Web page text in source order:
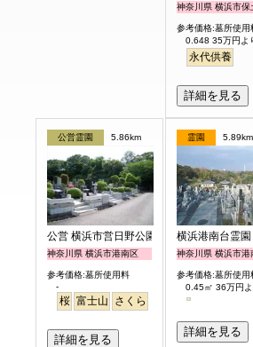
神奈川県 横浜市保
参考価格:墓所使用
0.648 35万円よ
永代供養
詳細を見る
公営霊園 5.86km
公営 横浜市営日野公園墓地
神奈川県 横浜市港南区
参考価格:墓所使用料
-
桜 富士山 さくら
詳細を見る
霊園 5.89km
横浜港南台霊園
神奈川県 横浜市港
参考価格:墓所使用
0.45㎡ 36万円よ
詳細を見る